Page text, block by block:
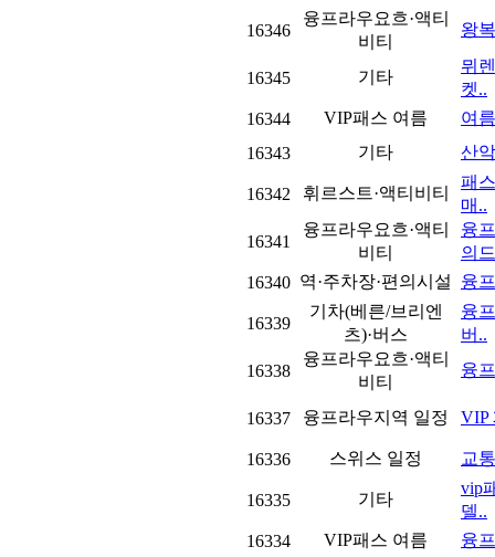
16346
융프라우요흐·액티
비티
왕
16345 기타
뮈
켓..
16344
VIP패스 여름
여
16343
기타 산
16342 휘르스트·액티비티
패
매..
16341
융프라우요흐·액티
비티
융
의
16340 역·주차장·편의시설 융
16339
기차(베른/브리엔
츠)·버스
융
버..
16338
융프라우요흐·액티
비티
융
16337 융프라우지역 일정 VIP
16336 스위스 일정 교
16335 기타
vip
델..
16334
VIP패스 여름
융